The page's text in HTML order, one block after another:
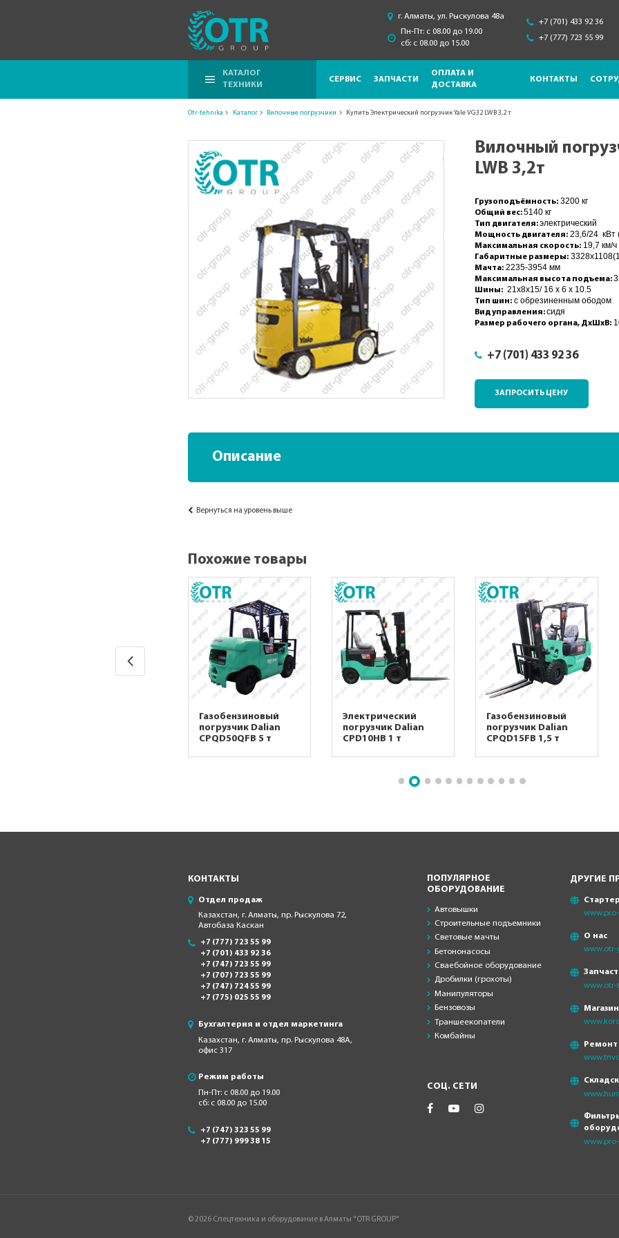
г. Алматы, ул. Рыскулова 48a
Пн-Пт: с 08.00 до 19.00
сб: с 08.00 до 15.00
+7 (701) 433 92 36
+7 (777) 723 55 99
КАТАЛОГ
ТЕХНИКИ
СЕРВИС ЗАПЧАСТИ
ОПЛАТА И
ДОСТАВКА
КОНТАКТЫ
Otr-tehnika Каталог Вилочные погрузчики Купить Электрический погрузчик Yale VG32 LWB 3,2 т
Вилочный
LWB 3,2т
Грузоподъёмность: 3200 кг
Общий вес:5140 кг
Тип двигателя:электрический
Мощность двигателя: 23,6/24 кВт
Максимальная скорость: 19,7 км/ч
Габаритные размеры:
Мачта: 2235-3954 мм
Максимальная высота подъема:
Шины: 21x8x15/ 16 x 6 x 10.5
Тип шин: с обрезиненным ободом
Вид управления:сидя
Размер рабочего органа, ДхШхВ:
+7 (701) 433 92 36
ЗАПРОСИТЬ ЦЕНУ
Описание
Вернуться на уровень выше
Похожие товары
Газобензиновый
погрузчик Dalian
CPQD50QFB 5 т
Электрический
погрузчик Dalian
CPD10HB 1 т
Газобензиновый
погрузчик Dalian
CPQD15FB 1,5 т
КОНТАКТЫ
Отдел продаж
Казахстан, г. Алматы, пр. Рыскулова 72,
Автобаза Каскан
+7 (777) 723 55 99
+7 (701) 433 92 36
+7 (747) 723 55 99
+7 (707) 723 55 99
+7 (747) 724 55 99
+7 (775) 025 55 99
Бухгалтерия и отдел маркетинга
Казахстан, г. Алматы, пр. Рыскулова 48А,
офис 317
Режим работы
Пн-Пт: с 08.00 до 19.00
сб: с 08.00 до 15.00
+7 (747) 323 55 99
+7 (777) 999 38 15
ПОПУЛЯРНОЕ
ОБОРУДОВАНИЕ
Автовышки
Строительные подъемники
Световые мачты
Бетононасосы
Сваебойное оборудование
Дробилки (грохоты)
Манипуляторы
Бензовозы
Траншеекопатели
Комбайны
СОЦ. СЕТИ
ДРУГИЕ
О нас
www.otr-
www.otr-
Ремонт
© 2026 Спецтехника и оборудование в Алматы "OTR GROUP"